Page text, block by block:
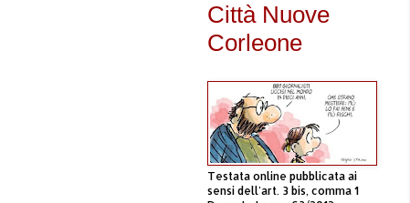
Città Nuove
Corleone
Testata online pubblicata ai
sensi dell'art. 3 bis, comma 1